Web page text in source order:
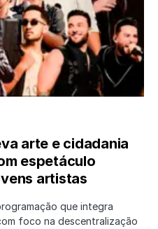
arte e cidadania
espetáculo
artistas
que integra
foco na descentralização